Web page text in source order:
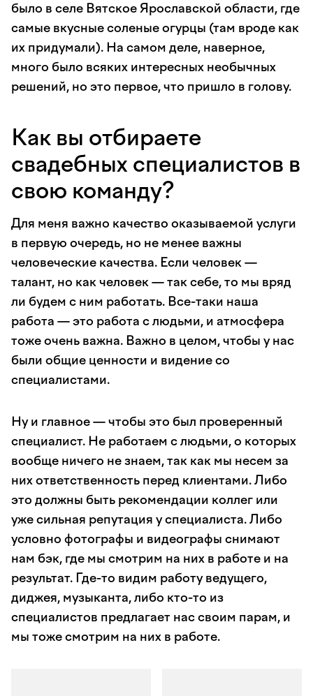
было в селе Вятское Ярославской области, где
самые вкусные соленые огурцы (там вроде как
их придумали). На самом деле, наверное,
много было всяких интересных необычных
решений, но это первое, что пришло в голову.
Как вы отбираете
свадебных специалистов в
свою команду?
Для меня важно качество оказываемой услуги
в первую очередь, но не менее важны
человеческие качества. Если человек —
талант, но как человек — так себе, то мы вряд
ли будем с ним работать. Все-таки наша
работа — это работа с людьми, и атмосфера
тоже очень важна. Важно в целом, чтобы у нас
были общие ценности и видение со
специалистами.
Ну и главное — чтобы это был проверенный
специалист. Не работаем с людьми, о которых
вообще ничего не знаем, так как мы несем за
них ответственность перед клиентами. Либо
это должны быть рекомендации коллег или
уже сильная репутация у специалиста. Либо
условно фотографы и видеографы снимают
нам бэк, где мы смотрим на них в работе и на
результат. Где-то видим работу ведущего,
диджея, музыканта, либо кто-то из
специалистов предлагает нас своим парам, и
мы тоже смотрим на них в работе.